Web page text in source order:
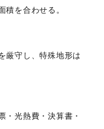
積を合わせる。
厳守し、特殊地形は
・光熱費・決算書・